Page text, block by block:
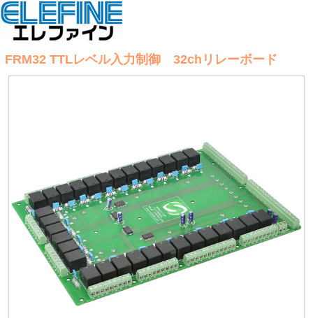
FRM32 TTLレベル入力制御 32chリレーボード